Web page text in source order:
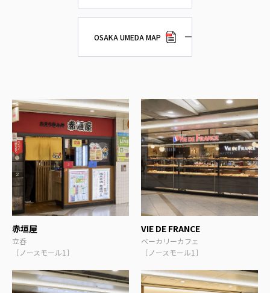
OSAKA UMEDA MAP
赤垣屋
立呑
［ノースモール1］
VIE DE FRANCE
ベーカリーカフェ
［ノースモール1］